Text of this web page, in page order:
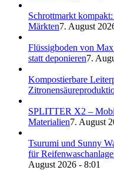
Schrottmarkt
Märkten7. August
Flüssigboden von
statt deponieren7.
Kompostierbare
SPLITTER X2 –
Materialien7. August
Tsurumi und Sunny
für
August 2026 - 8:01